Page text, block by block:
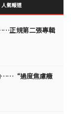
人氣報道
正規第二張專輯
……“過度焦慮癥